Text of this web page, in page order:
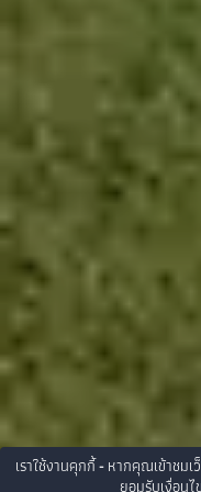
เราใช้งานคุกกี้ - หากคุณเข้าชม
ยอมรับเงื่อนไข